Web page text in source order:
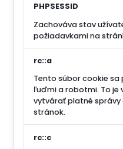
PHPSESSID
Zachováva stav
požiadavkami na
rc::a
Tento súbor cookie sa
ľuďmi a robotmi. To je
vytvárať platné správy
stránok.
rc::c